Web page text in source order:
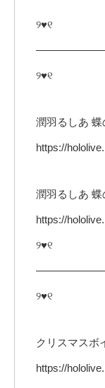
୨♥୧
୨♥୧
潤羽るしあ 蝶
https://
潤羽るしあ 蝶
https://
୨♥୧
୨♥୧
クリスマスボ
https://